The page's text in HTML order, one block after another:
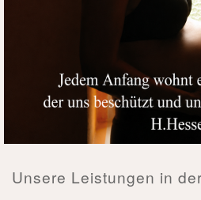
Unsere Leistungen in